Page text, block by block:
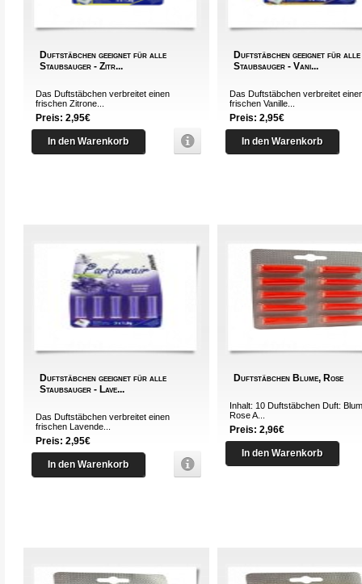
Duftstäbchen geeignet für alle
Staubsauger - Zitr...
Das Duftstäbchen verbreitet einen
frischen Zitrone...
Preis: 2,95€
In den Warenkorb
Duftstäbchen geeignet für alle
Staubsauger - Vani...
Das Duftstäbchen verbreitet
frischen Vanille...
Preis: 2,95€
In den Warenkorb
Duftstäbchen geeignet für alle
Staubsauger - Lave...
Das Duftstäbchen verbreitet einen
frischen Lavende...
Preis: 2,95€
In den Warenkorb
Duftstäbchen Blume, Rose
Inhalt: 10 Duftstäbchen Duft:
Rose A...
Preis: 2,96€
In den Warenkorb